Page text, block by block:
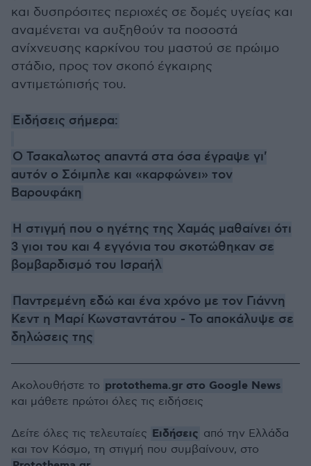
και δυσπρόσιτες περιοχές σε δομές υγείας και
αναμένεται να αυξηθούν τα ποσοστά
ανίχνευσης καρκίνου του μαστού σε πρώιμο
στάδιο, προς τον σκοπό έγκαιρης
αντιμετώπισής του.
Ειδήσεις σήμερα:
Ο Τσακαλωτος απαντά στα όσα έγραψε γι'
αυτόν ο Σόιμπλε και «καρφώνει» τον
Βαρουφάκη
H στιγμή που ο ηγέτης της Χαμάς μαθαίνει ότι
3 γιοι του και 4 εγγόνια του σκοτώθηκαν σε
βομβαρδισμό του Ισραήλ
Παντρεμένη εδώ και ένα χρόνο με τον Γιάννη
Κεντ η Μαρί Κωνσταντάτου - Το αποκάλυψε σε
δηλώσεις της
Ακολουθήστε το protothema.gr στο Google News
και μάθετε πρώτοι όλες τις ειδήσεις
Δείτε όλες τις τελευταίες Ειδήσεις από την Ελλάδα
και τον Κόσμο, τη στιγμή που συμβαίνουν, στο